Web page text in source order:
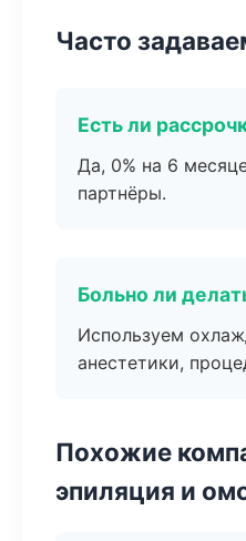
Часто
Есть ли
Да, 0% на 6
партнёры.
Больно ли
Используем
анестетики,
Похожие
эпиляция и